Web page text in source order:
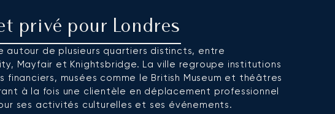
privé pour Londres
autour de plusieurs quartiers distincts, entre
Mayfair et Knightsbridge. La ville regroupe institutions
financiers, musées comme le British Museum et théâtres
à la fois une clientèle en déplacement professionnel
ses activités culturelles et ses événements.